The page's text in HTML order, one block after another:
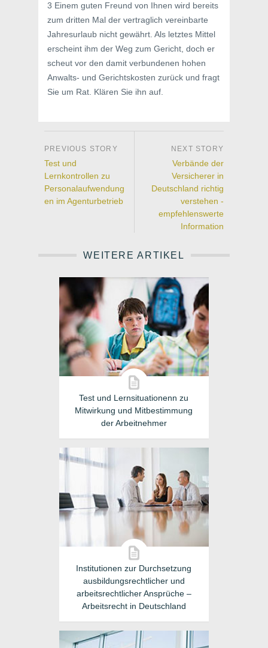
3 Einem guten Freund von Ihnen wird bereits
zum dritten Mal der vertraglich vereinbarte
Jahresurlaub nicht gewährt. Als letztes Mittel
erscheint ihm der Weg zum Gericht, doch er
scheut vor den damit verbundenen hohen
Anwalts- und Gerichtskosten zurück und fragt
Sie um Rat. Klären Sie ihn auf.
Test und
Lernkontrollen zu
Personalaufwendung
en im Agenturbetrieb
Verbände der
Versicherer in
Deutschland richtig
verstehen -
empfehlenswerte
Information
WEITERE ARTIKEL
Test und Lernsituationenn zu
Mitwirkung und Mitbestimmung
der Arbeitnehmer
Institutionen zur Durchsetzung
ausbildungsrechtlicher und
arbeitsrechtlicher Ansprüche –
Arbeitsrecht in Deutschland